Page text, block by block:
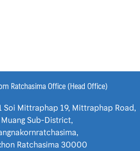
Ratchasima Office (Head Office)
Soi Mittraphap 19, Mittraphap Road,
Sub-District,
Ratchasima 30000